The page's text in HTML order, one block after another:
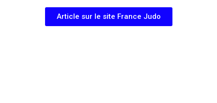
Article sur le site France Judo